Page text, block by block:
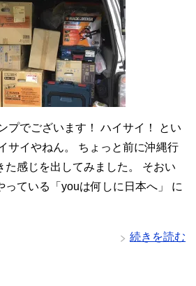
プでございます！ ハイサイ！ とい
サイやねん。 ちょっと前に沖縄行
た感じを出してみました。 そおい
っている「youは何しに日本へ」 に
続きを読む